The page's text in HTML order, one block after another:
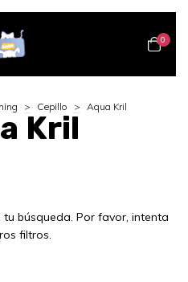
0
> Cepillo > Aqua Kril
Kril
búsqueda. Por favor, intenta
filtros.